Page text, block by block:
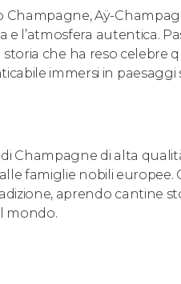
Aÿ-
l’atmosfera autentica.
che ha reso celebre
immersi in paesaggi
Champagne di alta
famiglie nobili europee.
aprendo cantine
mondo.